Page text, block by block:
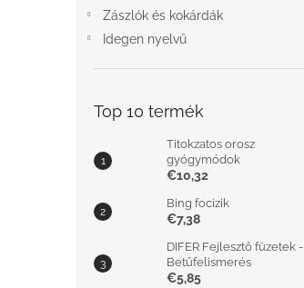
Zászlók és kokárdák
Idegen nyelvű
Top 10 termék
Titokzatos orosz
gyógymódok
€10,32
Bing focizik
€7,38
DIFER Fejlesztő füzetek -
Betűfelismerés
€5,85